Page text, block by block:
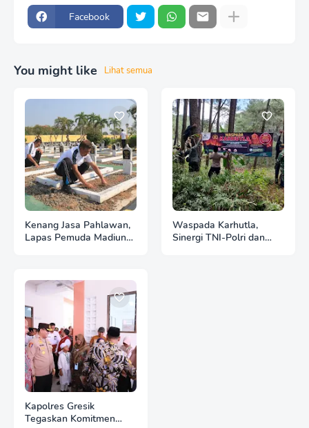
Facebook
You might like Lihat semua
Kenang Jasa Pahlawan,
Lapas Pemuda Madiun
Waspada Karhutla,
Sinergi TNI-Polri dan
Kapolres Gresik
Tegaskan Komitmen